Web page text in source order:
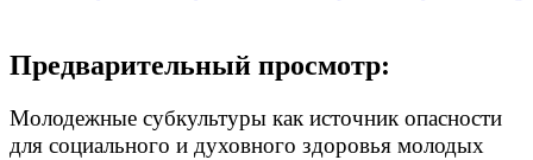
Предварительный просмотр:
Молодежные субкультуры как источник опасности
для социального и духовного здоровья молодых